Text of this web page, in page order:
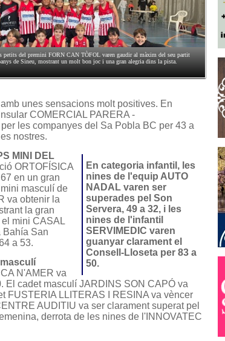
petits del premini FORN CAN TÒFOL varen gaudir al màxim del seu partit
de Sineu, mostrant un molt bon joc i una gran alegria dins la pista.
unes sensacions molt positives. En
COMERCIAL PARERA -
les companyes del Sa Pobla BC per 43 a
nostres.
En categoria infantil, les
nines de l'equip AUTO
NADAL varen ser
superades pel Son
Servera, 49 a 32, i les
nines de l'infantil
SERVIMEDIC varen
guanyar clarament el
Consell-Lloseta per 83 a
50.
MINI DEL
ORTOFÍSICA
en un gran
masculí de
va obtenir la
la gran
mini CASAL
Bahía San
a 53.
N'AMER va
El cadet masculí JARDINS SON CAPÓ va
FUSTERIA LLITERAS I RESINA va vèncer
AUDITIU va ser clarament superat pel
derrota de les nines de l'INNOVATEC